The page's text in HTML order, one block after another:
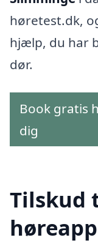
høretest.dk,
hjælp, du har
dør.
Book gratis
dig
Tilskud